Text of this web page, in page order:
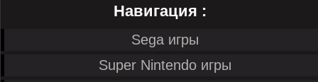
Навигация :
Sega игры
Super Nintendo игры